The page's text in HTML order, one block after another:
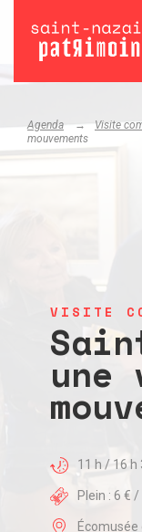
Agenda Visite
mouvements
VISITE
11 h / 16 h
Plein : 6 €